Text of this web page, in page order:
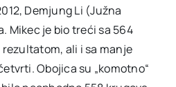
Demjung Li (Južna
Mikec je bio treći sa 564
ali i sa manje
Obojica su „komotno“